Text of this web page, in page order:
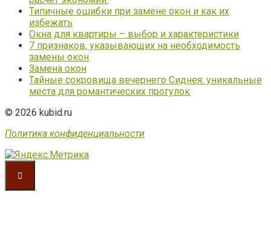
Типичные ошибки при замене окон и как их
избежать
Окна для квартиры – выбор и характеристики
7 признаков, указывающих на необходимость
замены окон
Замена окон
Тайные сокровища вечернего Сиднея: уникальные
места для романтических прогулок
© 2026 kubid.ru
Политика конфиденциальности